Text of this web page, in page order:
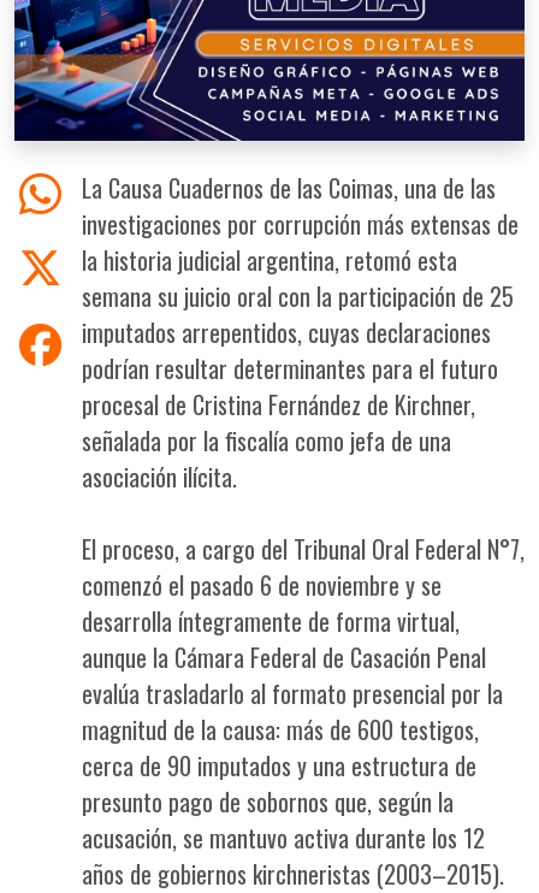
La Causa Cuadernos de las Coimas, una de las
investigaciones por corrupción más extensas de
la historia judicial argentina, retomó esta
semana su juicio oral con la participación de 25
imputados arrepentidos, cuyas declaraciones
podrían resultar determinantes para el futuro
procesal de Cristina Fernández de Kirchner,
señalada por la fiscalía como jefa de una
asociación ilícita.
El proceso, a cargo del Tribunal Oral Federal N°7,
comenzó el pasado 6 de noviembre y se
desarrolla íntegramente de forma virtual,
aunque la Cámara Federal de Casación Penal
evalúa trasladarlo al formato presencial por la
magnitud de la causa: más de 600 testigos,
cerca de 90 imputados y una estructura de
presunto pago de sobornos que, según la
acusación, se mantuvo activa durante los 12
años de gobiernos kirchneristas (2003–2015).